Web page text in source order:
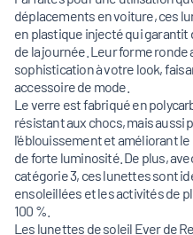
déplacements en voiture, ces
en plastique injecté qui
de la journée. Leur forme
sophistication à votre look,
accessoire de mode.
Le verre est fabriqué en
résistant aux chocs, mais aussi
l'éblouissement et améliorant
de forte luminosité. De plus,
catégorie 3, ces lunettes sont
ensoleillées et les activités de
100 %.
Les lunettes de soleil Ever de